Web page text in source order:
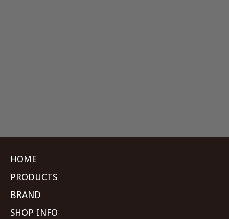
HOME
PRODUCTS
BRAND
SHOP INFO